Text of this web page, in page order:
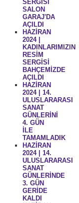
SERGİSİ
SALON
GARAJ'DA
AÇILDI
HAZİRAN
2024 |
KADINLARIMIZIN
RESİM
SERGİSİ
BAHÇEMİZDE
AÇILDI
HAZİRAN
2024 | 14.
ULUSLARARASI
SANAT
GÜNLERİNİ
4. GÜN
İLE
TAMAMLADIK
HAZİRAN
2024 | 14.
ULUSLARARASI
SANAT
GÜNLERİNDE
3. GÜN
GERİDE
KALDI